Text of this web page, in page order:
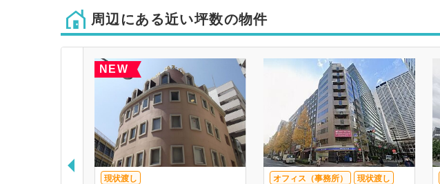
周辺にある近い坪数の物件
NEW
現状渡し オフィス（事務所） 現状渡し